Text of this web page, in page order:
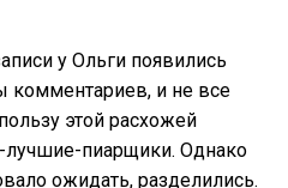
у Ольги появились
комментариев, и не все
этой расхожей
пиарщики. Однако
ожидать, разделились.